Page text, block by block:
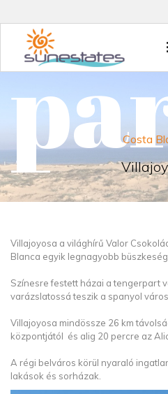
Costa
Villajoyosa a világhírű Valor
Blanca egyik legnagyobb
Színesre festett házai a tengerpart
varázslatossá teszik a spanyol
Villajoyosa mindössze 26 km
központjától és alig 20 percre az
A régi belváros körül nyaraló
lakások és sorházak.